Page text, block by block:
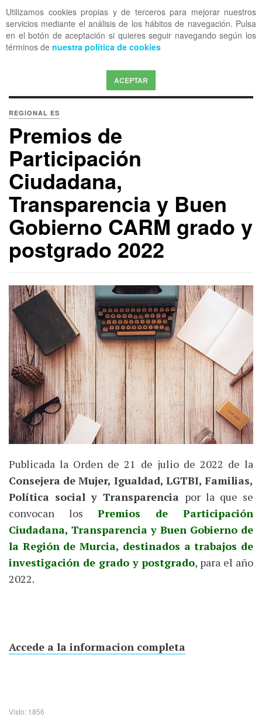
Utilizamos cookies propias y de terceros para mejorar nuestros
servicios mediante el análisis de los hábitos de navegación. Pulsa
en el botón de aceptación si quieres seguir navegando según los
términos de nuestra política de cookies
ACEPTAR
OFF CANVAS
REGIONAL ES
Premios de
Participación
Ciudadana,
Transparencia y Buen
Gobierno CARM grado y
postgrado 2022
Publicada la Orden de 21 de julio de 2022 de la
Consejera de Mujer, Igualdad, LGTBI, Familias,
Política social y Transparencia por la que se
convocan los Premios de Participación
Ciudadana, Transparencia y Buen Gobierno de
la Región de Murcia, destinados a trabajos de
investigación de grado y postgrado, para el año
2022.
Accede a la informacion completa
Visto: 1856